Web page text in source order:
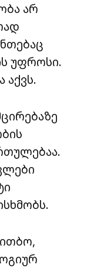
არ
უფროსი.
აქვს.